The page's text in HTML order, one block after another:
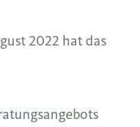
2022 hat das